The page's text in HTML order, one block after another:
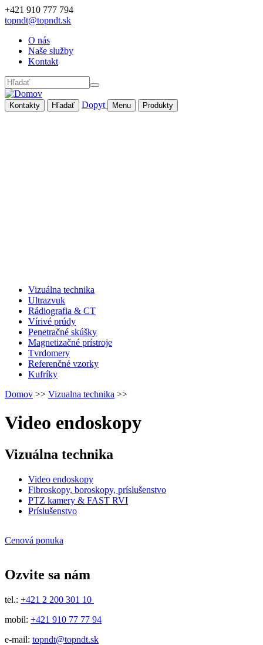
Skočiť na hlavný obsah
+421 910 777 794
topndt@topndt.sk
O nás
Naše služby
Kontakt
Hľadať
Kontakty
Hľadať Dopyt Menu Produkty
Vizuálna technika
Ultrazvuk
Rádiografia & CT
Vírivé prúdy
Penetračné skúšky
Magnetizačné prístroje
Tvrdomery
Referenčné vzorky
Kufríky
Domov >> Vizualna technika >>
Video endoskopy
Vizuálna technika
Video endoskopy
Fibroskopy, boroskopy, príslušenstvo
PTZ kamery & FAST RVI
Príslušenstvo
Cenová ponuka
Ozvite sa nám
tel.: +421 2 200 301 10
mobil: +421 910 77 77 94
e-mail: topndt@topndt.sk